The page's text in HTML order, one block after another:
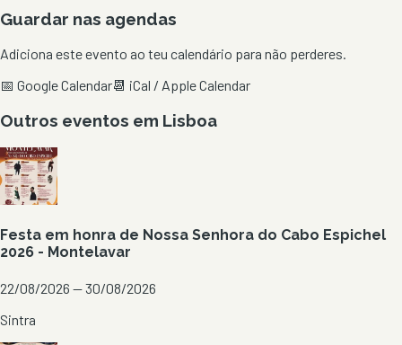
Guardar nas agendas
Adiciona este evento ao teu calendário para não perderes.
📅 Google Calendar📆 iCal / Apple Calendar
Outros eventos em Lisboa
Festa em honra de Nossa Senhora do Cabo Espichel
2026 - Montelavar
22/08/2026 — 30/08/2026
Sintra